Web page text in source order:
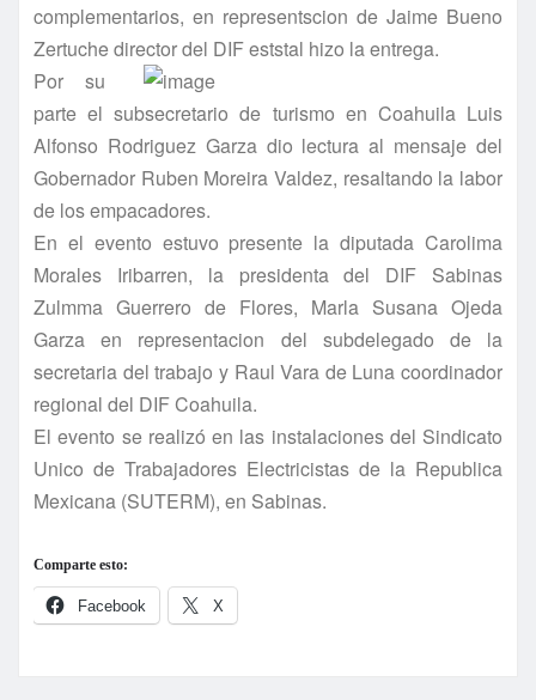
complementarios, en representscion de Jaime Bueno
Zertuche director del DIF eststal hizo la entrega.
Por su
parte el subsecretario de turismo en Coahuila Luis
Alfonso Rodriguez Garza dio lectura al mensaje del
Gobernador Ruben Moreira Valdez, resaltando la labor
de los empacadores.
En el evento estuvo presente la diputada Carolima
Morales Iribarren, la presidenta del DIF Sabinas
Zulmma Guerrero de Flores, Marla Susana Ojeda
Garza en representacion del subdelegado de la
secretaria del trabajo y Raul Vara de Luna coordinador
regional del DIF Coahuila.
El evento se realizó en las instalaciones del Sindicato
Unico de Trabajadores Electricistas de la Republica
Mexicana (SUTERM), en Sabinas.
Comparte esto:
Facebook X